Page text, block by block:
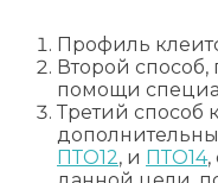
Профиль
Второй
помощи
Третий способ
ПТО12, и ПТО14,